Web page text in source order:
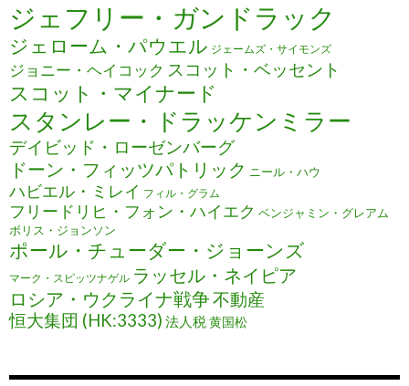
ジェフリー・ガンドラック
ジェローム・パウエル ジェームズ・サイモンズ
ジョニー・ヘイコック スコット・ベッセント
スコット・マイナード
スタンレー・ドラッケンミラー
デイビッド・ローゼンバーグ
ドーン・フィッツパトリック ニール・ハウ
ハビエル・ミレイ フィル・グラム
フリードリヒ・フォン・ハイエク ベンジャミン・グレアム
ボリス・ジョンソン
ポール・チューダー・ジョーンズ
マーク・スピッツナゲル ラッセル・ネイピア
ロシア・ウクライナ戦争不動産
恒大集団 (HK:3333) 法人税黄国松